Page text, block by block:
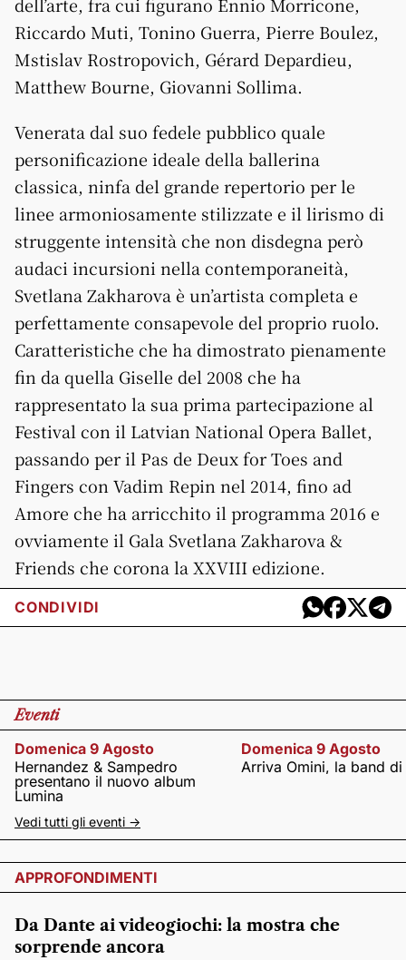
Riccardo Muti, Tonino Guerra, Pierre Boulez,
Mstislav Rostropovich, Gérard Depardieu,
Matthew Bourne, Giovanni Sollima.
Venerata dal suo fedele pubblico quale
personificazione ideale della ballerina
classica, ninfa del grande repertorio per le
linee armoniosamente stilizzate e il lirismo di
struggente intensità che non disdegna però
audaci incursioni nella contemporaneità,
Svetlana Zakharova è un’artista completa e
perfettamente consapevole del proprio ruolo.
Caratteristiche che ha dimostrato pienamente
fin da quella Giselle del 2008 che ha
rappresentato la sua prima partecipazione al
Festival con il Latvian National Opera Ballet,
passando per il Pas de Deux for Toes and
Fingers con Vadim Repin nel 2014, fino ad
Amore che ha arricchito il programma 2016 e
ovviamente il Gala Svetlana Zakharova &
Friends che corona la XXVIII edizione.
CONDIVIDI
Eventi
Domenica 9 Agosto
Hernandez & Sampedro
presentano il nuovo album
Lumina
Domenica 9 Agosto
Arriva Omini, la band
Vedi tutti gli eventi ->
APPROFONDIMENTI
Da Dante ai videogiochi: la mostra che
sorprende ancora